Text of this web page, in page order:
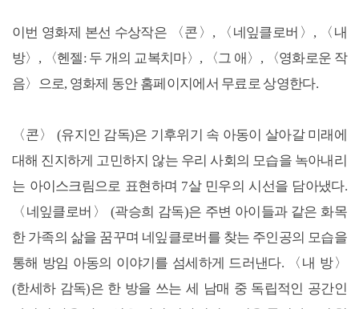
이번 영화제 본선 수상작은 〈콘〉, 〈네잎클로버〉, 〈내
방〉, 〈헨젤: 두 개의 교복치마〉, 〈그 애〉, 〈영화로운 작
음〉으로, 영화제 동안 홈페이지에서 무료로 상영한다.
〈콘〉 (유지인 감독)은 기후위기 속 아동이 살아갈 미래에
대해 진지하게 고민하지 않는 우리 사회의 모습을 녹아내리
는 아이스크림으로 표현하며 7살 민우의 시선을 담아냈다.
〈네잎클로버〉 (곽승희 감독)은 주변 아이들과 같은 화목
한 가족의 삶을 꿈꾸며 네잎클로버를 찾는 주인공의 모습을
통해 방임 아동의 이야기를 섬세하게 드러낸다. 〈내 방〉
(한세하 감독)은 한 방을 쓰는 세 남매 중 독립적인 공간인